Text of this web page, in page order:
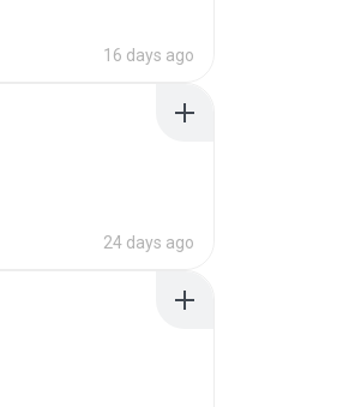
16 days ago
24 days ago